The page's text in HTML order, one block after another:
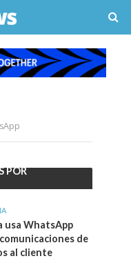
POR
usa WhatsApp
de
al cliente